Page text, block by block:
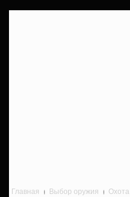
Главная Выбор оружия Охота